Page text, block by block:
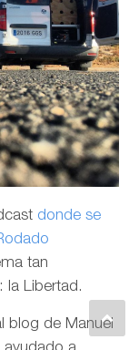
donde se
tan
la Libertad.
blog de Manuel